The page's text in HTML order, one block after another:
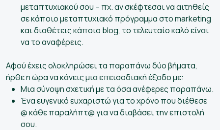
μεταπτυχιακού σου – πχ. αν σκέφτεσαι να αιτηθείς
σε κάποιο μεταπτυχιακό πρόγραμμα στο marketing
και διαθέτεις κάποιο blog, το τελευταίο καλό είναι
να το αναφέρεις.
Αφού έχεις ολοκληρώσει τα παραπάνω δύο βήματα,
ήρθε η ώρα να κάνεις μια επεισοδιακή έξοδο με:
Μια σύνοψη σχετική με τα όσα ανέφερες παραπάνω.
Ένα ευγενικό ευχαριστώ για το χρόνο που διέθεσε
@ κάθε παραλήπτ@ για να διαβάσει την επιστολή
σου.